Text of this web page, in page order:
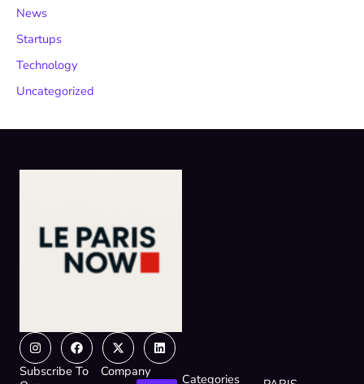
News
Startups
Technology
Uncategorized
InstagramFacebook
X-
twitter
Linkedin
Subscribe To
Company Categories